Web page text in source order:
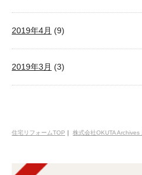
2019年4月 (9)
2019年3月 (3)
住宅リフォームTOP ｜ 株式会社OKUTA Archives